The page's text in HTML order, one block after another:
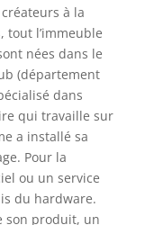
à la
tout l’immeuble
nées dans le
(département
dans
qui travaille sur
a installé sa
Pour la
ou un service
du hardware.
son produit, un